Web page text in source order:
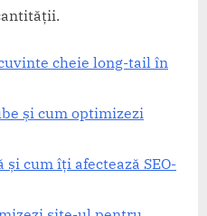
cheie long-tail în
și cum optimizezi
și cum îți afectează SEO-